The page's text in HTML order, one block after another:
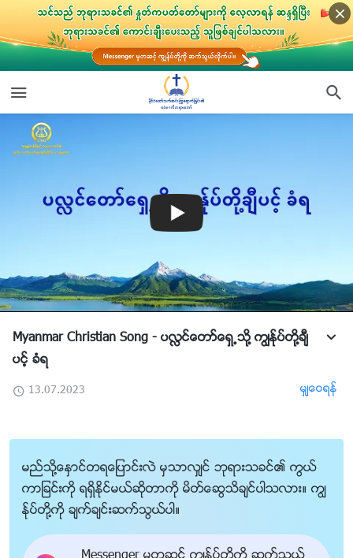
Myanmar Christian Song - ပလႅင္ေတာ္ေရွ႕သို႔ ကြၽန္ုပ္တို႔ခ်ီ
ပင့္ ခံရ
13.07.2023 မွ်ေဝရန္
မည္သို႔ေႏွာင္တရေျပာင္းလဲ မွသာလွ်င္ ဘုရားသခင္၏ ကြယ္
ကာျခင္းကို ရရွိႏိုင္မယ္ဆိုတာကို မိတ္ေဆြသိခ်င္ပါသလား။ ကြၽ
န္ုပ္တို႔ကို ခ်က္ခ်င္းဆက္သြယ္ပါ။